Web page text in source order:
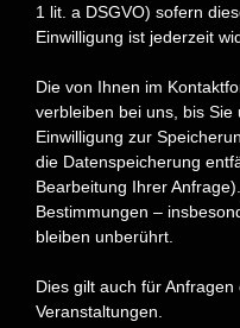
1 lit. a DSGVO) sofern
Einwilligung ist jederzeit
Die von Ihnen im
verbleiben bei uns, bis
Einwilligung zur
die Datenspeicherung
Bearbeitung Ihrer
Bestimmungen –
bleiben unberührt.
Dies gilt auch für Anfragen
Veranstaltungen.